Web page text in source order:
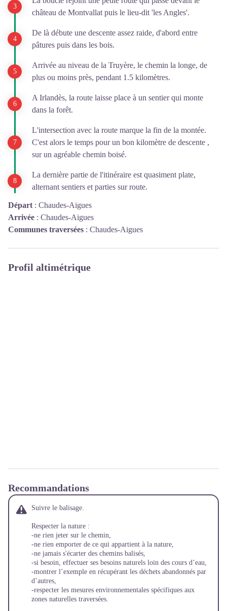
château de Montvallat puis le lieu-dit 'les Angles'.
De là débute une descente assez raide, d'abord entre
pâtures puis dans les bois.
Arrivée au niveau de la Truyère, le chemin la longe, de
plus ou moins près, pendant 1.5 kilomètres.
A Irlandès, la route laisse place à un sentier qui monte
dans la forêt.
L'intersection avec la route marque la fin de la montée.
C'est alors le temps pour un bon kilomètre de descente ,
sur un agréable chemin boisé.
La dernière partie de l'itinéraire est quasiment plate,
alternant sentiers et parties sur route.
Départ : Chaudes-Aigues
Arrivée : Chaudes-Aigues
Communes traversées : Chaudes-Aigues
Profil altimétrique
Recommandations
Suivre le balisage.
Respecter la nature :
-ne rien jeter sur le chemin,
-ne rien emporter de ce qui appartient à la nature,
-ne jamais s'écarter des chemins balisés,
-si besoin, effectuer ses besoins naturels loin des cours d’eau,
-montrer l’exemple en récupérant les déchets abandonnés par
d’autres,
-respecter les mesures environnementales spécifiques aux
zones naturelles traversées.